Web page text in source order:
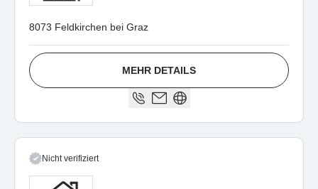
8073 Feldkirchen bei Graz
MEHR DETAILS
Nicht verifiziert